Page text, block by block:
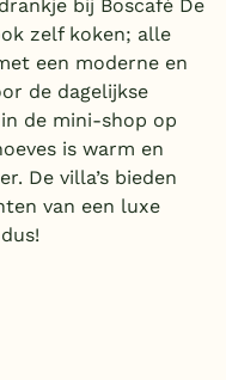
bij Boscafé De
zelf koken; alle
een moderne en
de dagelijkse
de mini-shop op
is warm en
De villa’s bieden
van een luxe